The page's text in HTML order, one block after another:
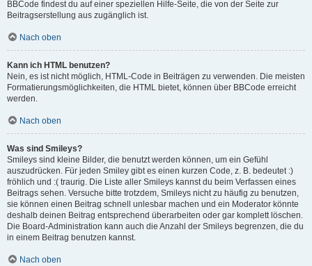
BBCode findest du auf einer speziellen Hilfe-Seite, die von der Seite zur
Beitragserstellung aus zugänglich ist.
Nach oben
Kann ich HTML benutzen?
Nein, es ist nicht möglich, HTML-Code in Beiträgen zu verwenden. Die meisten
Formatierungsmöglichkeiten, die HTML bietet, können über BBCode erreicht
werden.
Nach oben
Was sind Smileys?
Smileys sind kleine Bilder, die benutzt werden können, um ein Gefühl
auszudrücken. Für jeden Smiley gibt es einen kurzen Code, z. B. bedeutet :)
fröhlich und :( traurig. Die Liste aller Smileys kannst du beim Verfassen eines
Beitrags sehen. Versuche bitte trotzdem, Smileys nicht zu häufig zu benutzen,
sie können einen Beitrag schnell unlesbar machen und ein Moderator könnte
deshalb deinen Beitrag entsprechend überarbeiten oder gar komplett löschen.
Die Board-Administration kann auch die Anzahl der Smileys begrenzen, die du
in einem Beitrag benutzen kannst.
Nach oben